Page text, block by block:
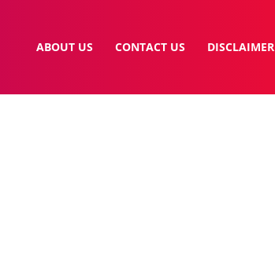
ABOUT US CONTACT US DISCLAIMER